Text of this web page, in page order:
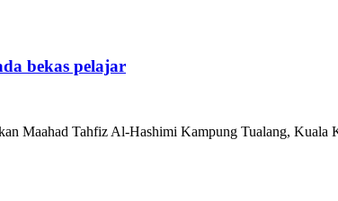
bekas pelajar
Maahad Tahfiz Al-Hashimi Kampung Tualang, Kuala